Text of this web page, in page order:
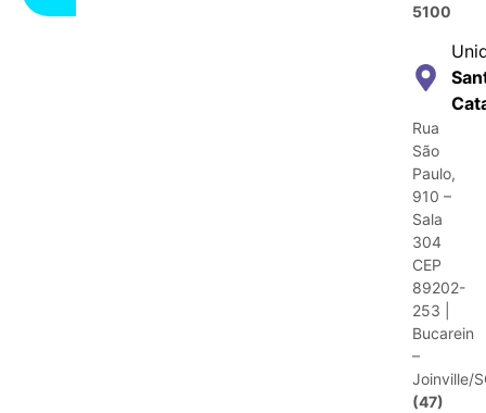
5100
Rua
São
Paulo,
910 –
Sala
304
CEP
89202-
253 |
Bucarein
–
Joinville/
(47)